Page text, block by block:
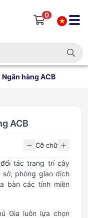
0
hàng ACB
ACB
Cỡ chữ
tác trang trí cây
phòng giao dịch
bàn các tỉnh miền
Gia luôn lựa chọn